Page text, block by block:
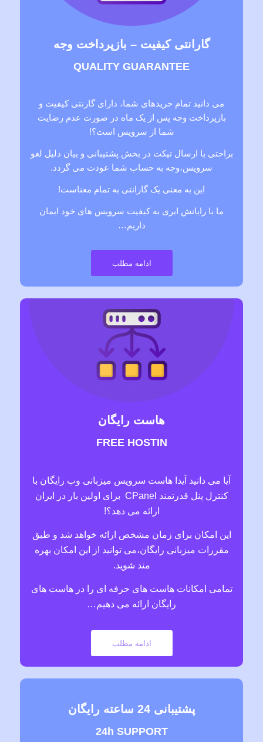
گارانتی کیفیت – بازپرداخت وجه
QUALITY GUARANTEE
می دانید تمام خریدهای شما، دارای گارنتی کیفیت و
بازپرداخت وجه پس از یک ماه در صورت عدم رضایت
شما از سرویس است؟!
براحتی با ارسال تیکت در بخش پشتیبانی و بیان دلیل لغو
سرویس،وجه به حساب شما عودت می گردد.
این به معنی یک گارانتی به تمام معناست!
ما با رایانش ابری به کیفیت سرویس های خود ایمان
داریم…
ادامه مطلب
هاست رایگان
FREE HOSTIN
آیا می دانید آیدا هاست سرویس میزبانی وب رایگان با
کنترل پنل قدرتمند CPanel برای اولین بار در ایران
ارائه می دهد؟!
این امکان برای زمان مشخص ارائه خواهد شد و طبق
مقررات میزبانی رایگان،می توانید از این امکان بهره
مند شوید.
تمامی امکانات هاست های حرفه ای را در هاست های
رایگان ارائه می دهیم…
ادامه مطلب
پشتیبانی 24 ساعته رایگان
24h SUPPORT